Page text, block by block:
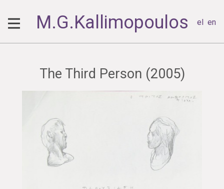
M.G.Kallimopoulos el en
The Third Person (2005)